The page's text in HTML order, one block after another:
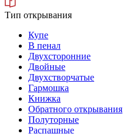
Тип открывания
Купе
В пенал
Двухсторонние
Двойные
Двухстворчатые
Гармошка
Книжка
Обратного открывания
Полуторные
Распашные